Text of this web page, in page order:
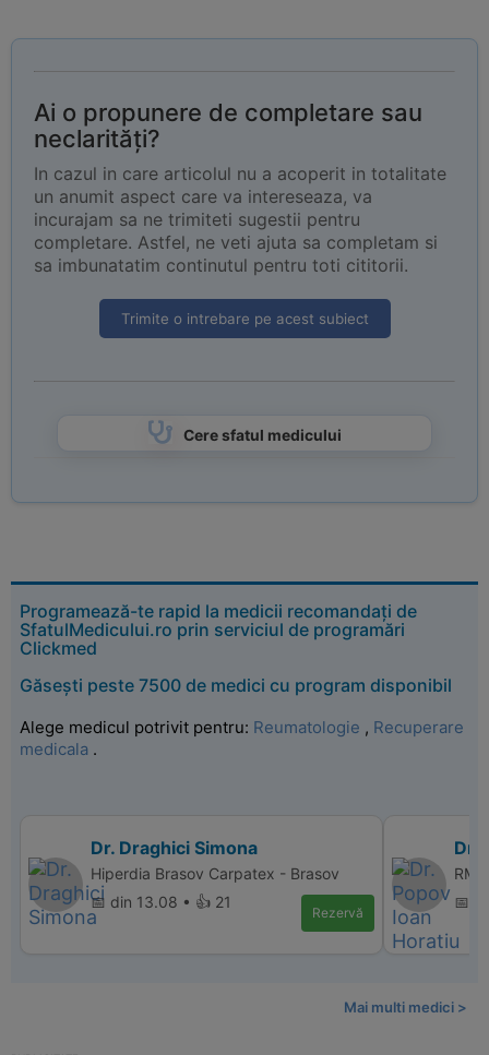
Ai o propunere de completare sau
neclarități?
In cazul in care articolul nu a acoperit in totalitate
un anumit aspect care va intereseaza, va
incurajam sa ne trimiteti sugestii pentru
completare. Astfel, ne veti ajuta sa completam si
sa imbunatatim continutul pentru toti cititorii.
Trimite o intrebare pe acest subiect
Cere sfatul medicului
Programează-te rapid la medicii recomandați de
SfatulMedicului.ro prin serviciul de programări
Clickmed
Găsești peste 7500 de medici cu program disponibil
Alege medicul potrivit pentru: Reumatologie , Recuperare
medicala .
Dr. Draghici Simona
Hiperdia Brasov Carpatex - Brasov
📅 din 13.08 • 👍 21
Rezervă
Dr.
📅
Mai multi medici >